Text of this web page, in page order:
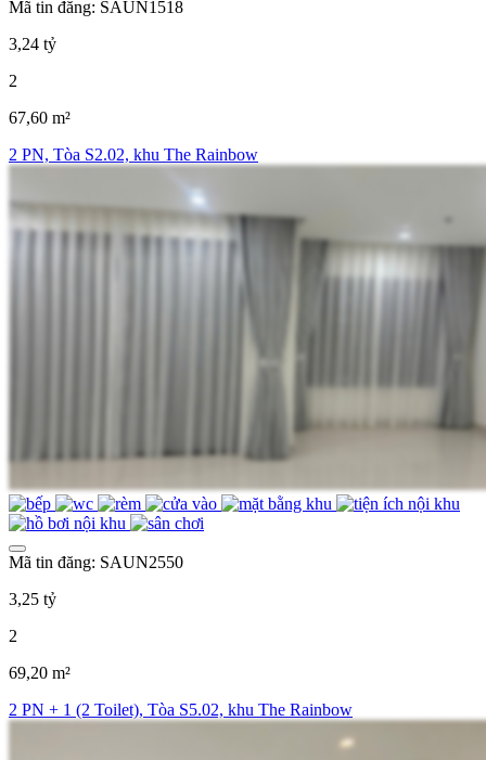
Mã tin đăng: SAUN1518
3,24 tỷ
2
67,60 m²
2 PN, Tòa S2.02, khu The Rainbow
Mã tin đăng: SAUN2550
3,25 tỷ
2
69,20 m²
2 PN + 1 (2 Toilet), Tòa S5.02, khu The Rainbow